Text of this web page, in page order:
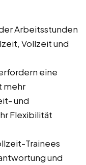
Arbeitsstunden
Vollzeit und
eine
mehr
und
Flexibilität
Trainees
und